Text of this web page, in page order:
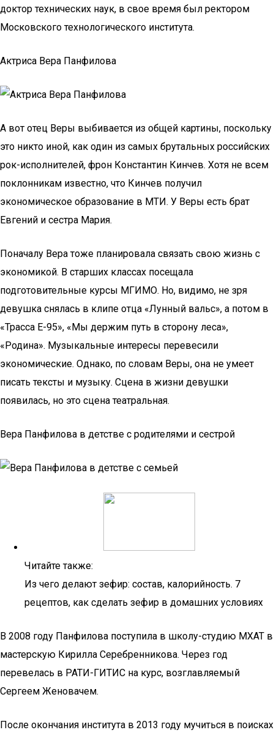
доктор технических наук, в свое время был ректором
Московского технологического института.
Актриса Вера Панфилова
А вот отец Веры выбивается из общей картины, поскольку
это никто иной, как один из самых брутальных российских
рок-исполнителей, фрон Константин Кинчев. Хотя не всем
поклонникам известно, что Кинчев получил
экономическое образование в МТИ. У Веры есть брат
Евгений и сестра Мария.
Поначалу Вера тоже планировала связать свою жизнь с
экономикой. В старших классах посещала
подготовительные курсы МГИМО. Но, видимо, не зря
девушка снялась в клипе отца «Лунный вальс», а потом в
«Трасса Е-95», «Мы держим путь в сторону леса»,
«Родина». Музыкальные интересы перевесили
экономические. Однако, по словам Веры, она не умеет
писать тексты и музыку. Сцена в жизни девушки
появилась, но это сцена театральная.
Вера Панфилова в детстве с родителями и сестрой
Читайте также:
Из чего делают зефир: состав, калорийность. 7
рецептов, как сделать зефир в домашних условиях
В 2008 году Панфилова поступила в школу-студию МХАТ в
мастерскую Кирилла Серебренникова. Через год
перевелась в РАТИ-ГИТИС на курс, возглавляемый
Сергеем Женовачем.
После окончания института в 2013 году мучиться в поисках